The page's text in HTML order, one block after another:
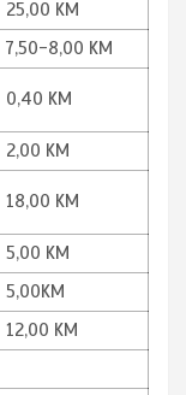
25,00 KM
7,50-8,00 KM
0,40 KM
2,00 KM
18,00 KM
5,00 KM
5,00KM
12,00 KM